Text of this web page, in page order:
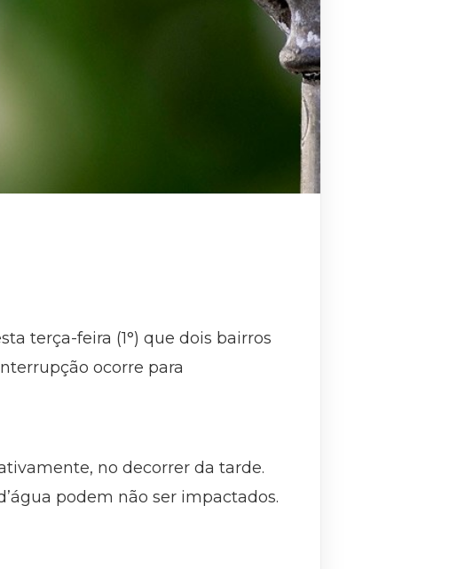
terça-feira (1°) que dois bairros
ocorre para
no decorrer da tarde.
podem não ser impactados.